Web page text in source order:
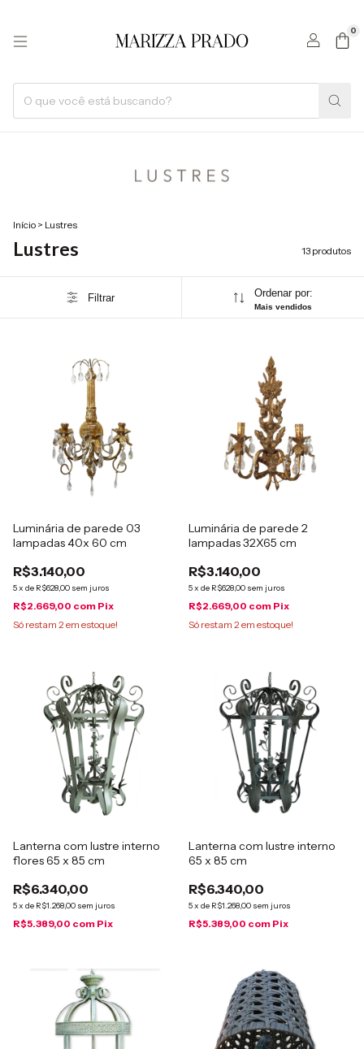
0
Início > Lustres
Lustres 13 produtos
Filtrar Ordenar por:
Mais vendidos
Luminária de parede 03
lampadas 40x 60 cm
R$3.140,00
5x de R$628,00 sem juros
R$2.669,00 com Pix
Só restam 2em estoque!
Luminária de parede 2
lampadas 32X65 cm
R$3.140,00
5x de R$628,00 sem juros
R$2.669,00 com Pix
Só restam 2em estoque!
Lanterna com lustre interno
flores 65 x 85 cm
R$6.340,00
5x de R$1.268,00 sem juros
R$5.389,00 com Pix
Lanterna com lustre interno
65 x 85 cm
R$6.340,00
5x de R$1.268,00 sem juros
R$5.389,00 com Pix